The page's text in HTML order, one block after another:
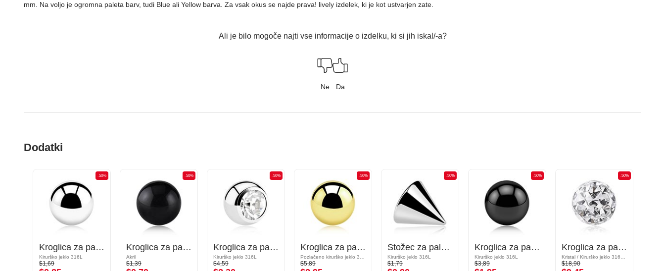
mm. Na voljo je ogromna paleta barv, tudi Blue ali Yellow barva. Za vsak okus se najde prava! lively izdelek, ki je kot ustvarjen zate.
Ali je bilo mogoče najti vse informacije o izdelku, ki si jih iskal/-a?
Ne Da
Dodatki
-50%
Kroglica za palčke z navojem (kirurško jeklo, srebrna, sijoč zaključek)
Kirurško jeklo 316L
$1,69
-50%
Kroglica za palčke z navojem (akril, različne barve)
Akril
$1,39
-50%
Kroglica za palčke z navojem (kirurško jeklo, srebrna, sijoč zaključek) s/z Kristalni kamen
Kirurško jeklo 316L
$4,59
-50%
Kroglica za palčke z navojem (kirurško jeklo, zlata, sijoč zaključek)
$5,89
-50%
Stožec za palčke z navojem (kirurško jeklo, srebrn, sijoč zaključek)
Kirurško jeklo 316L
$1,79
-50%
Kroglica za palčke z navojem (kirurško jeklo, črna, sijoč zaključek)
Kirurško jeklo 316L
$3,89
-50%
Kroglica za palčke z navojem (kirurško jeklo, srebrna, sijoč zaključek) s/z Kristalni kamni
$18,90